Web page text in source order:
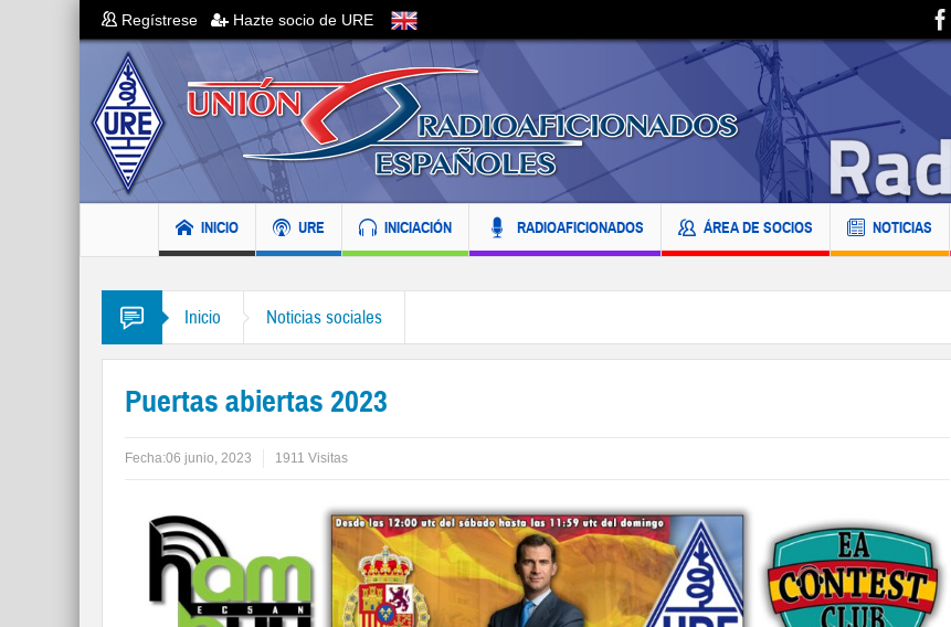
Regístrese Hazte socio de URE
INICIO URE INICIACIÓN RADIOAFICIONADOS ÁREA DE SOCIOS NOTICIAS
Inicio Noticias sociales
Puertas abiertas 2023
Fecha:06 junio, 2023 1911 Visitas